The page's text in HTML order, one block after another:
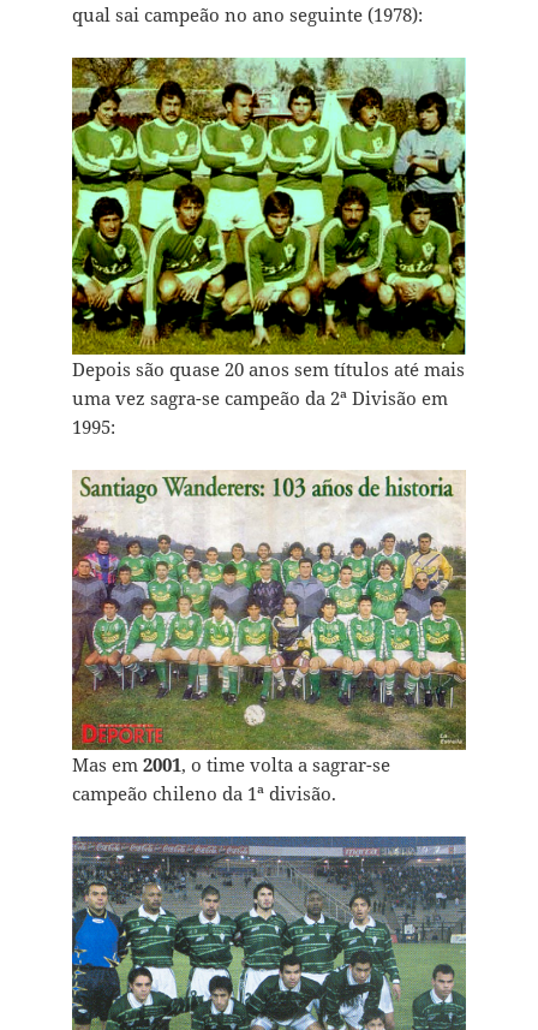
qual sai campeão no ano seguinte (1978):
Depois são quase 20 anos sem títulos até mais
uma vez sagra-se campeão da 2ª Divisão em
1995:
Mas em 2001, o time volta a sagrar-se
campeão chileno da 1ª divisão.